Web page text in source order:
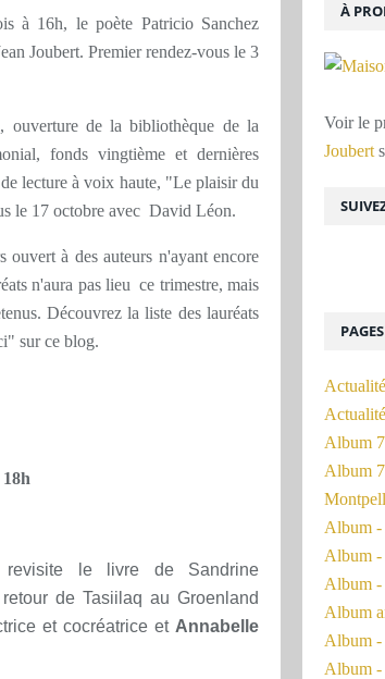
à 16h, le poète Patricio Sanchez
Joubert. Premier rendez-vous le 3
de la bibliothèque de la
fonds vingtième et dernières
lecture à voix haute, "Le plaisir du
le 17 octobre avec David Léon.
ouvert à des auteurs n'ayant encore
n'aura pas lieu ce trimestre, mais
Découvrez la liste des lauréats
sur ce blog.
le livre de Sandrine
de Tasiilaq au Groenland
et cocréatrice et Annabelle
À
Voir le
Joubert
PAGES
Album
Album
Album -
Album -
Album -
Album
Album -
Album -